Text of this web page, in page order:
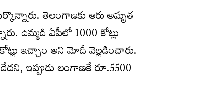
తెలంగాణకు ఆరు అమృత
ఉమ్మడి ఏపీలో 1000 కోట్లు
ఇచ్చాం అని మోదీ వెల్లడించారు.
ఇప్పుడు లంగాణకే రూ.5500